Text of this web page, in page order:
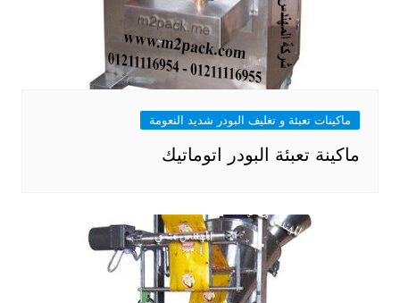
ماكينات تعبئة و تغليف البودر شديد النعومة
ماكينة تعبئة البودر اتوماتيك